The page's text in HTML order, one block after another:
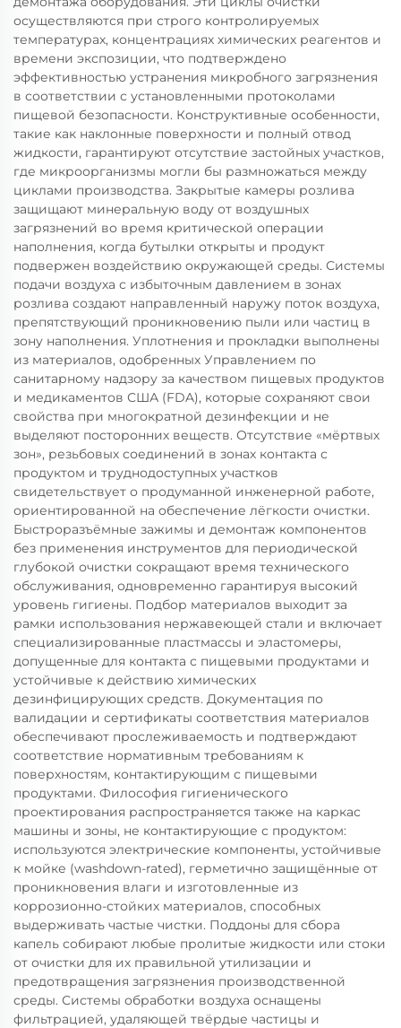
осуществляются при строго контролируемых
температурах, концентрациях химических реагентов и
времени экспозиции, что подтверждено
эффективностью устранения микробного загрязнения
в соответствии с установленными протоколами
пищевой безопасности. Конструктивные особенности,
такие как наклонные поверхности и полный отвод
жидкости, гарантируют отсутствие застойных участков,
где микроорганизмы могли бы размножаться между
циклами производства. Закрытые камеры розлива
защищают минеральную воду от воздушных
загрязнений во время критической операции
наполнения, когда бутылки открыты и продукт
подвержен воздействию окружающей среды. Системы
подачи воздуха с избыточным давлением в зонах
розлива создают направленный наружу поток воздуха,
препятствующий проникновению пыли или частиц в
зону наполнения. Уплотнения и прокладки выполнены
из материалов, одобренных Управлением по
санитарному надзору за качеством пищевых продуктов
и медикаментов США (FDA), которые сохраняют свои
свойства при многократной дезинфекции и не
выделяют посторонних веществ. Отсутствие «мёртвых
зон», резьбовых соединений в зонах контакта с
продуктом и труднодоступных участков
свидетельствует о продуманной инженерной работе,
ориентированной на обеспечение лёгкости очистки.
Быстроразъёмные зажимы и демонтаж компонентов
без применения инструментов для периодической
глубокой очистки сокращают время технического
обслуживания, одновременно гарантируя высокий
уровень гигиены. Подбор материалов выходит за
рамки использования нержавеющей стали и включает
специализированные пластмассы и эластомеры,
допущенные для контакта с пищевыми продуктами и
устойчивые к действию химических
дезинфицирующих средств. Документация по
валидации и сертификаты соответствия материалов
обеспечивают прослеживаемость и подтверждают
соответствие нормативным требованиям к
поверхностям, контактирующим с пищевыми
продуктами. Философия гигиенического
проектирования распространяется также на каркас
машины и зоны, не контактирующие с продуктом:
используются электрические компоненты, устойчивые
к мойке (washdown-rated), герметично защищённые от
проникновения влаги и изготовленные из
коррозионно-стойких материалов, способных
выдерживать частые чистки. Поддоны для сбора
капель собирают любые пролитые жидкости или стоки
от очистки для их правильной утилизации и
предотвращения загрязнения производственной
среды. Системы обработки воздуха оснащены
фильтрацией, удаляющей твёрдые частицы и